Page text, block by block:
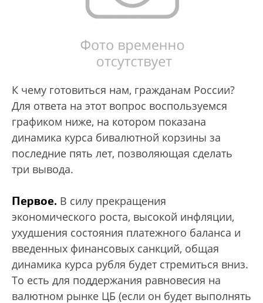
К чему готовиться нам, гражданам России?
Для ответа на этот вопрос воспользуемся
графиком ниже, на котором показана
динамика курса бивалютной корзины за
последние пять лет, позволяющая сделать
три вывода.
Первое. В силу прекращения
экономического роста, высокой инфляции,
ухудшения состояния платежного баланса и
введенных финансовых санкций, общая
динамика курса рубля будет стремиться вниз.
То есть для поддержания равновесия на
валютном рынке ЦБ (если он будет выполнять